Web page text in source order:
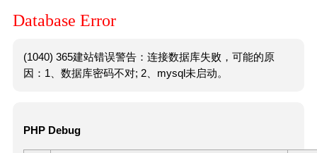
Database Error
(1040) 365建站错误警告：连接数据库失败，可能的原
因：1、数据库密码不对; 2、mysql未启动。
PHP Debug